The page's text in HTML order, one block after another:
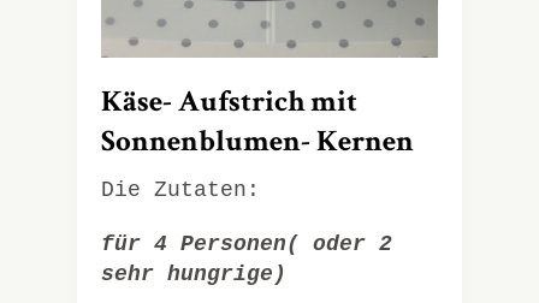
Käse- Aufstrich mit
Sonnenblumen- Kernen
Die Zutaten:
für 4 Personen( oder 2
sehr hungrige)